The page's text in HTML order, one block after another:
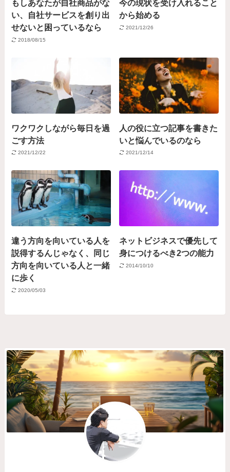
もしあなたが自社商品がな
い、自社サービスを創り出
せないと困っているなら
2018/08/15
今の現状を受け入れること
から始める
2021/12/26
ワクワクしながら毎日を過
ごす方法
2021/12/22
人の役に立つ記事を書きた
いと悩んでいるのなら
2021/12/14
違う方向を向いている人を
説得するんじゃなく、同じ
方向を向いている人と一緒
に歩く
2020/05/03
ネットビジネスで優先して
身につけるべき2つの能力
2014/10/10